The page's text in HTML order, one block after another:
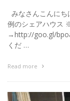
みなさんこんに
例のシェアハウス
→http://goo.gl/
くだ …
Read more